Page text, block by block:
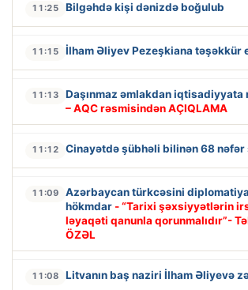
11:25 Bilgəhdə kişi dənizdə boğulub
11:15 İlham Əliyev Pezeşkiana təşəkkür
11:13
Daşınmaz əmlakdan iqtisadiyyata
– AQC rəsmisindən AÇIQLAMA
11:12 Cinayətdə şübhəli bilinən 68 nəfər
11:09
Azərbaycan türkcəsini
hökmdar - “Tarixi şəxsiyyətlərin
ləyaqəti qanunla qorunmalıdır”-
ÖZƏL
11:08 Litvanın baş naziri İlham Əliyevə